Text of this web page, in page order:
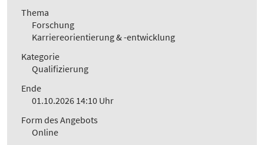
Thema
Forschung
Karriereorientierung & -entwicklung
Kategorie
Qualifizierung
Ende
01.10.2026 14:10 Uhr
Form des Angebots
Online